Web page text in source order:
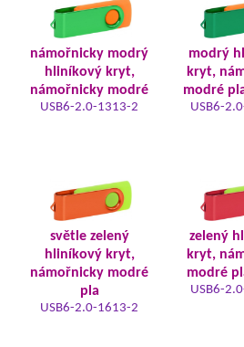
námořnicky modrý
hliníkový kryt,
námořnicky modré
USB6-2.0-1313-2
modrý
kryt,
modré
USB6-
světle zelený
hliníkový kryt,
námořnicky modré
pla
USB6-2.0-1613-2
zelený
kryt,
modré
USB6-